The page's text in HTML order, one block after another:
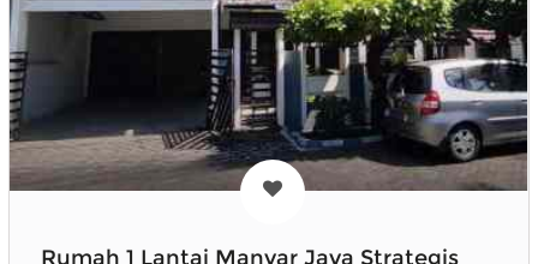
Rumah 1 Lantai Manyar Jaya Strategis